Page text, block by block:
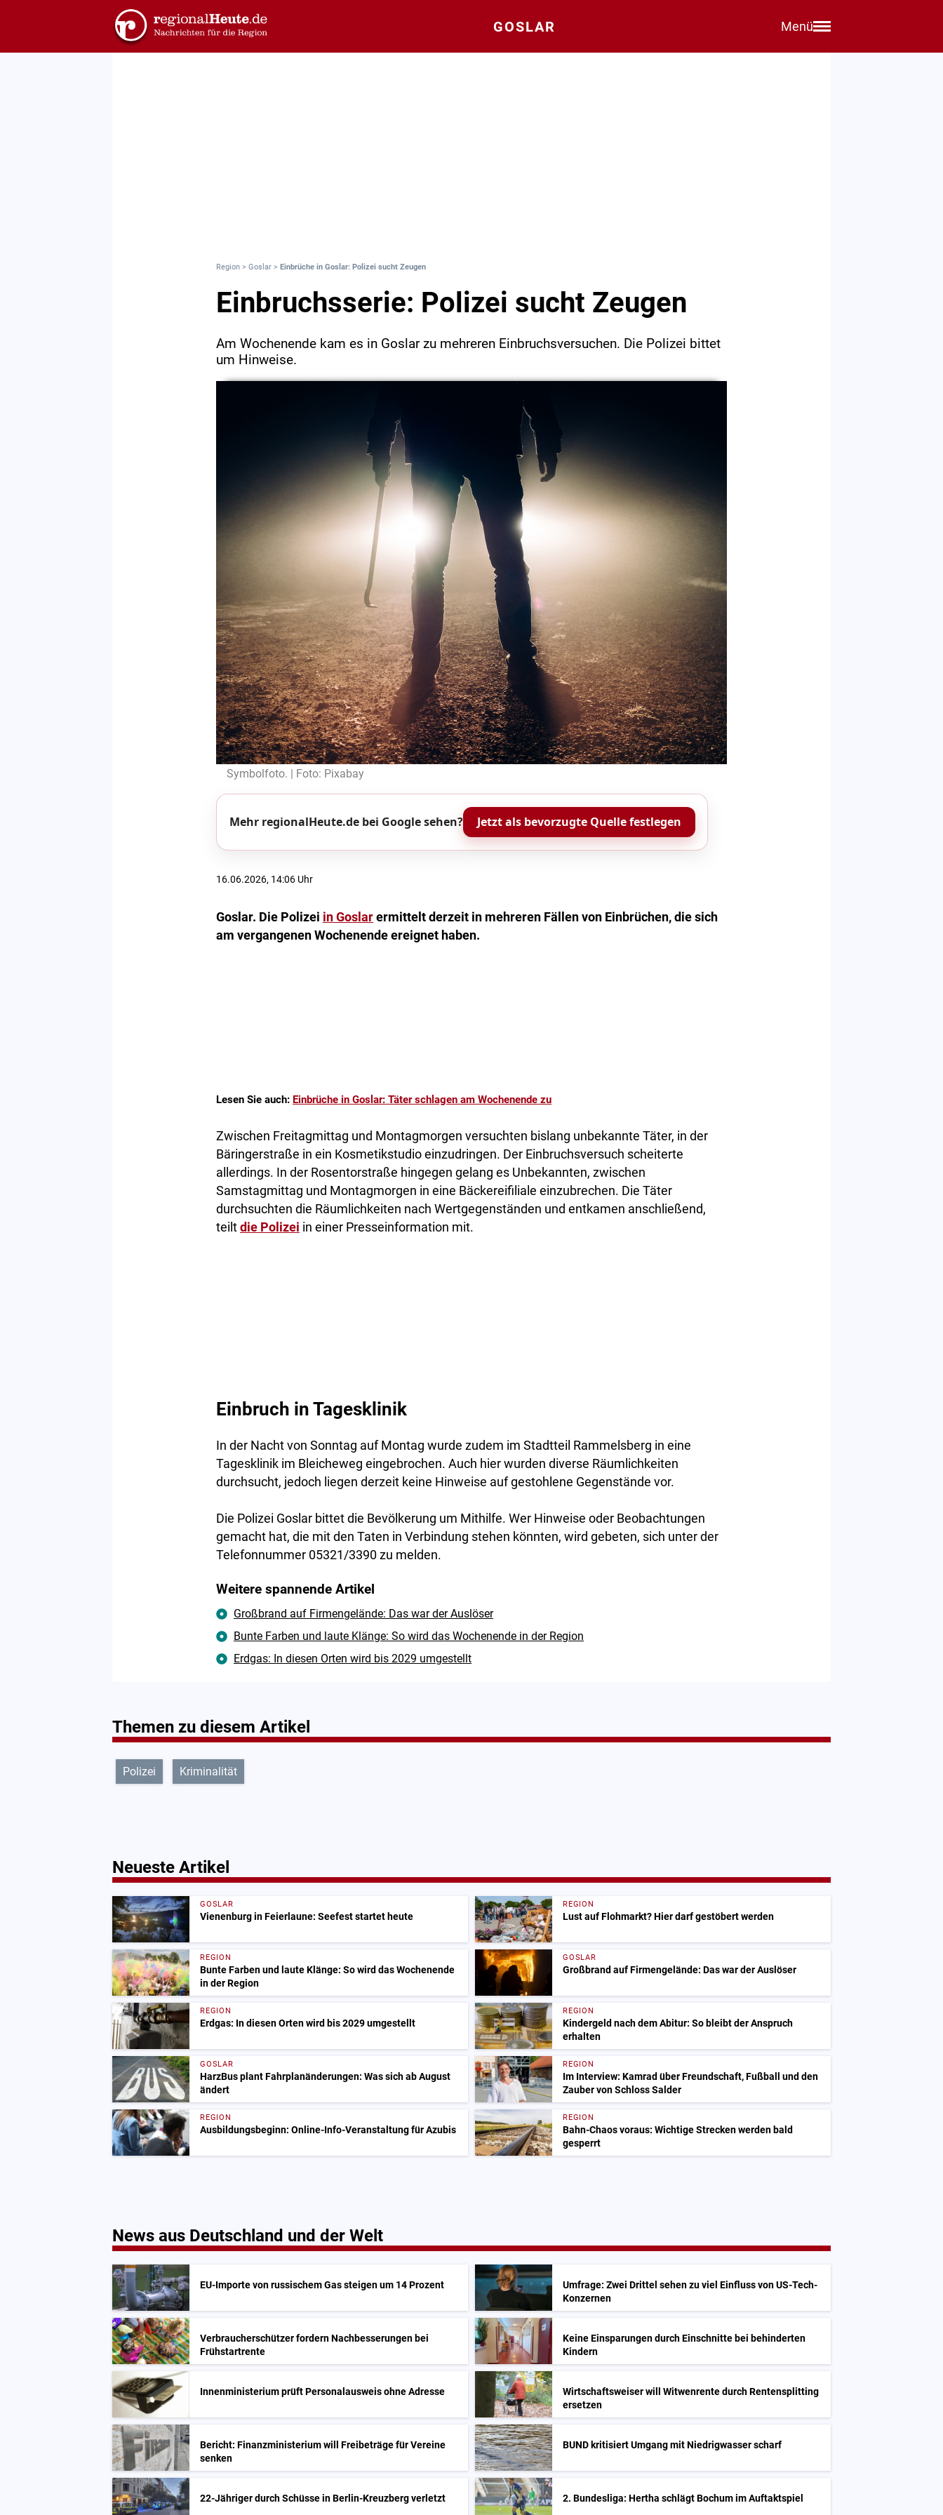
GOSLAR Menü
Region > Goslar > Einbrüche in Goslar: Polizei sucht Zeugen
Einbruchsserie: Polizei sucht Zeugen
Am Wochenende kam es in Goslar zu mehreren Einbruchsversuchen. Die Polizei bittet
um Hinweise.
Symbolfoto. | Foto: Pixabay
Mehr regionalHeute.de bei Google sehen? Jetzt als bevorzugte Quelle festlegen
16.06.2026, 14:06 Uhr
Goslar. Die Polizei in Goslar ermittelt derzeit in mehreren Fällen von Einbrüchen, die sich
am vergangenen Wochenende ereignet haben.
Lesen Sie auch: Einbrüche in Goslar: Täter schlagen am Wochenende zu
Zwischen Freitagmittag und Montagmorgen versuchten bislang unbekannte Täter, in der
Bäringerstraße in ein Kosmetikstudio einzudringen. Der Einbruchsversuch scheiterte
allerdings. In der Rosentorstraße hingegen gelang es Unbekannten, zwischen
Samstagmittag und Montagmorgen in eine Bäckereifiliale einzubrechen. Die Täter
durchsuchten die Räumlichkeiten nach Wertgegenständen und entkamen anschließend,
teilt die Polizei in einer Presseinformation mit.
Einbruch in Tagesklinik
In der Nacht von Sonntag auf Montag wurde zudem im Stadtteil Rammelsberg in eine
Tagesklinik im Bleicheweg eingebrochen. Auch hier wurden diverse Räumlichkeiten
durchsucht, jedoch liegen derzeit keine Hinweise auf gestohlene Gegenstände vor.
Die Polizei Goslar bittet die Bevölkerung um Mithilfe. Wer Hinweise oder Beobachtungen
gemacht hat, die mit den Taten in Verbindung stehen könnten, wird gebeten, sich unter der
Telefonnummer 05321/3390 zu melden.
Weitere spannende Artikel
Großbrand auf Firmengelände: Das war der Auslöser
Bunte Farben und laute Klänge: So wird das Wochenende in der Region
Erdgas: In diesen Orten wird bis 2029 umgestellt
Themen zu diesem Artikel
Polizei Kriminalität
Neueste Artikel
GOSLAR
Vienenburg in Feierlaune: Seefest startet heute
REGION
Lust auf Flohmarkt? Hier darf gestöbert werden
REGION
Bunte Farben und laute Klänge: So wird das Wochenende
in der Region
GOSLAR
Großbrand auf Firmengelände: Das war der Auslöser
REGION
Erdgas: In diesen Orten wird bis 2029 umgestellt
REGION
Kindergeld nach dem Abitur: So bleibt der Anspruch
erhalten
GOSLAR
HarzBus plant Fahrplanänderungen: Was sich ab August
ändert
REGION
Im Interview: Kamrad über Freundschaft, Fußball und den
Zauber von Schloss Salder
REGION
Ausbildungsbeginn: Online-Info-Veranstaltung für Azubis
REGION
Bahn-Chaos voraus: Wichtige Strecken werden bald
gesperrt
News aus Deutschland und der Welt
EU-Importe von russischem Gas steigen um 14 Prozent
Umfrage: Zwei Drittel sehen zu viel Einfluss von US-Tech-
Konzernen
Verbraucherschützer fordern Nachbesserungen bei
Frühstartrente
Keine Einsparungen durch Einschnitte bei behinderten
Kindern
Innenministerium prüft Personalausweis ohne Adresse
Wirtschaftsweiser will Witwenrente durch Rentensplitting
ersetzen
Bericht: Finanzministerium will Freibeträge für Vereine
senken
BUND kritisiert Umgang mit Niedrigwasser scharf
22-Jähriger durch Schüsse in Berlin-Kreuzberg verletzt 2. Bundesliga: Hertha schlägt Bochum im Auftaktspiel